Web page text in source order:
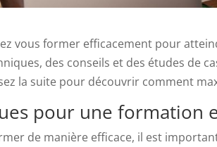
vous former efficacement pour
des conseils et des études de
la suite pour découvrir comment
pour une formation
de manière efficace, il est